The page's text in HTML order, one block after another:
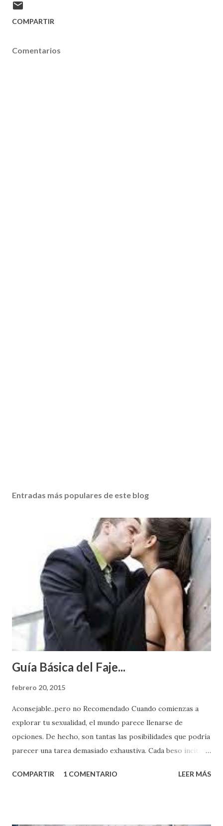
COMPARTIR
Comentarios
Entradas más populares de este blog
Guía Básica del Faje...
febrero 20, 2015
Aconsejable..pero no Recomendado Cuando comienzas a
explorar tu sexualidad, el mundo parece llenarse de
opciones. De hecho, son tantas las posibilidades que podría
parecer una tarea demasiado exhaustiva. Cada beso incita
partes de ti que jamás hubieras imaginado. El problema es
COMPARTIR 1 COMENTARIO LEER MÁS